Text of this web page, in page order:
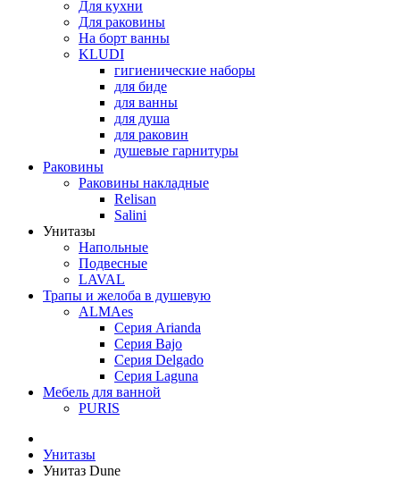
Для кухни
Для раковины
На борт ванны
KLUDI
гигиенические наборы
для биде
для ванны
для душа
для раковин
душевые гарнитуры
Раковины
Раковины накладные
Relisan
Salini
Унитазы
Напольные
Подвесные
LAVAL
Трапы и желоба в душевую
ALMAes
Серия Arianda
Серия Bajo
Серия Delgado
Серия Laguna
Мебель для ванной
PURIS
Унитазы
Унитаз Dune